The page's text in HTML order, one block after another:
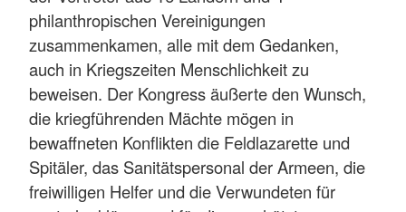
philanthropischen Vereinigungen
zusammenkamen, alle mit dem Gedanken,
auch in Kriegszeiten Menschlichkeit zu
beweisen. Der Kongress äußerte den Wunsch,
die kriegführenden Mächte mögen in
bewaffneten Konflikten die Feldlazarette und
Spitäler, das Sanitätspersonal der Armeen, die
freiwilligen Helfer und die Verwundeten für